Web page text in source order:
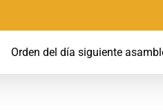
Orden del día siguiente